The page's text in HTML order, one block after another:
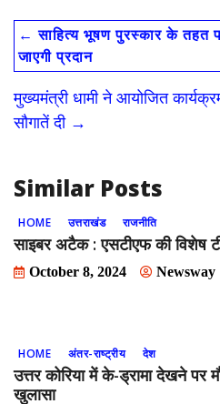
e
b
o
o
k
to
d
o
n
ai
l
ar
e
← साहित्य भूषण पुरस्कार के तहत
जाएगी प्रदान
मुख्यमंत्री धामी ने आयोजित
सौगातें दी →
Similar Posts
HOME उत्तराखंड राजनीति
साइबर अटैक : एसटीएफ की विशेष
October 8, 2024 Newsway
HOME अंतर-राष्ट्रीय देश
उत्तर कोरिया में के-ड्रामा देखने पर
खुलासा